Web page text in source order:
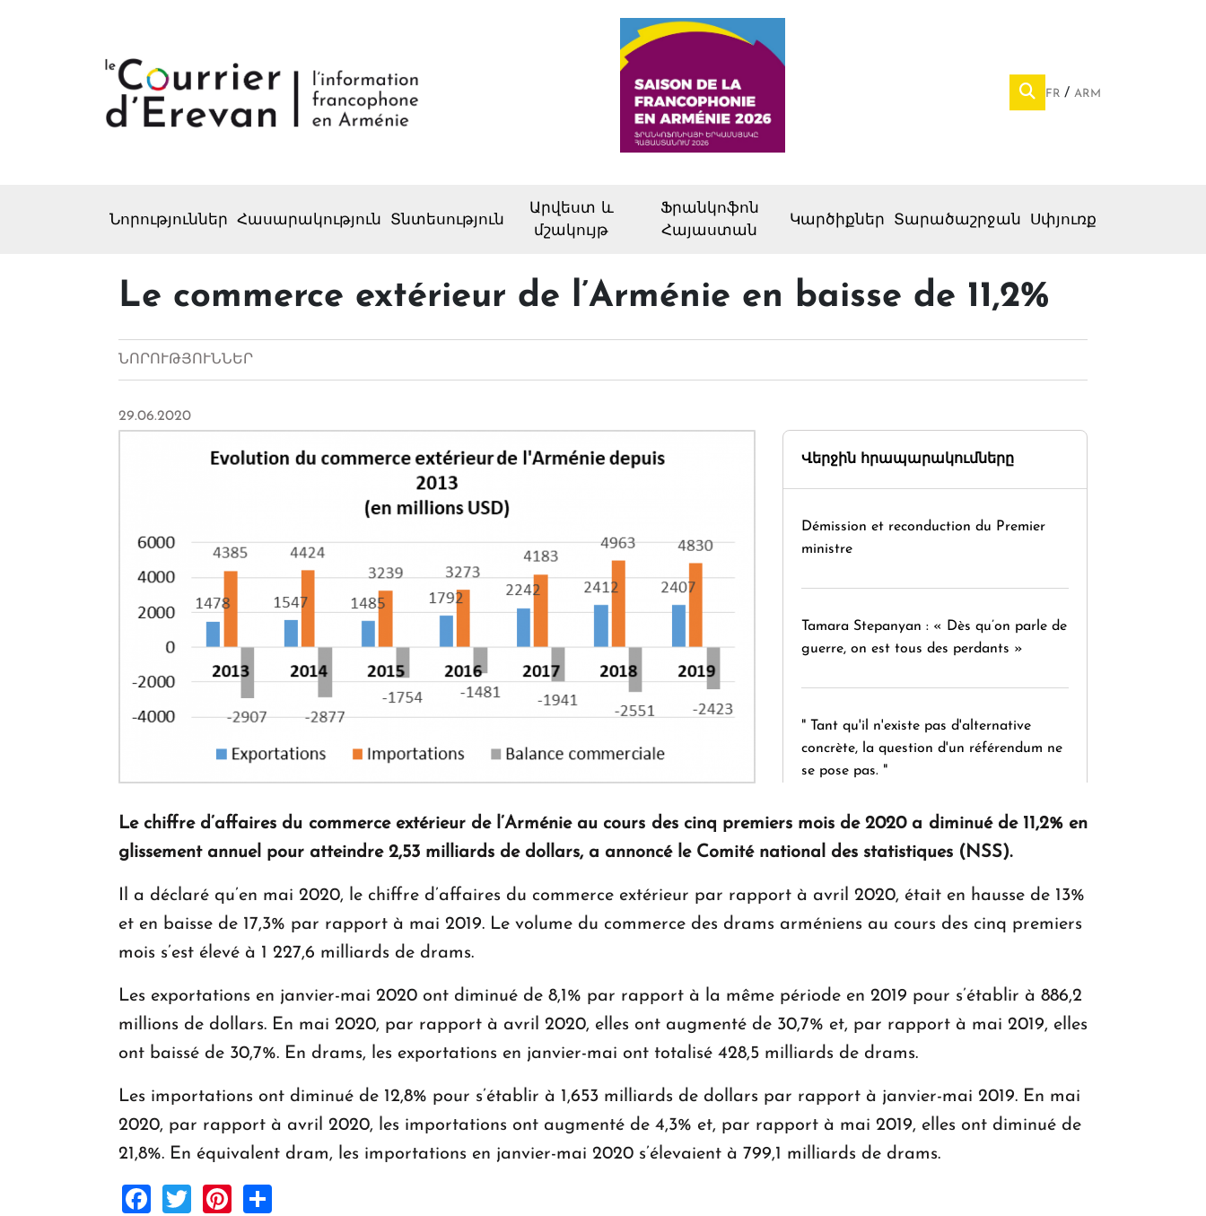
FR ARM
Նորություններ Հասարակություն Տնտեսություն
Արվեստ և
մշակույթ
Ֆրանկոֆոն
Հայաստան
Կարծիքներ Տարածաշրջան Սփյուռք
Le commerce extérieur de l’Arménie en baisse de 11,2%
ՆՈՐՈՒԹՅՈՒՆՆԵՐ
29.06.2020
Վերջին հրապարակումները
Démission et reconduction du Premier
ministre
Tamara Stepanyan : « Dès qu’on parle de
guerre, on est tous des perdants »
" Tant qu'il n'existe pas d'alternative
concrète, la question d'un référendum ne
se pose pas. "
KASA : 30 ans d'audace, de résilience et
Le chiffre d’affaires du commerce extérieur de l’Arménie au cours des cinq premiers mois de 2020 a diminué de 11,2% en
glissement annuel pour atteindre 2,53 milliards de dollars, a annoncé le Comité national des statistiques (NSS).
Il a déclaré qu’en mai 2020, le chiffre d’affaires du commerce extérieur par rapport à avril 2020, était en hausse de 13%
et en baisse de 17,3% par rapport à mai 2019. Le volume du commerce des drams arméniens au cours des cinq premiers
mois s’est élevé à 1 227,6 milliards de drams.
Les exportations en janvier-mai 2020 ont diminué de 8,1% par rapport à la même période en 2019 pour s’établir à 886,2
millions de dollars. En mai 2020, par rapport à avril 2020, elles ont augmenté de 30,7% et, par rapport à mai 2019, elles
ont baissé de 30,7%. En drams, les exportations en janvier-mai ont totalisé 428,5 milliards de drams.
Les importations ont diminué de 12,8% pour s’établir à 1,653 milliards de dollars par rapport à janvier-mai 2019. En mai
2020, par rapport à avril 2020, les importations ont augmenté de 4,3% et, par rapport à mai 2019, elles ont diminué de
21,8%. En équivalent dram, les importations en janvier-mai 2020 s’élevaient à 799,1 milliards de drams.
Facebook
TwitterPinterest